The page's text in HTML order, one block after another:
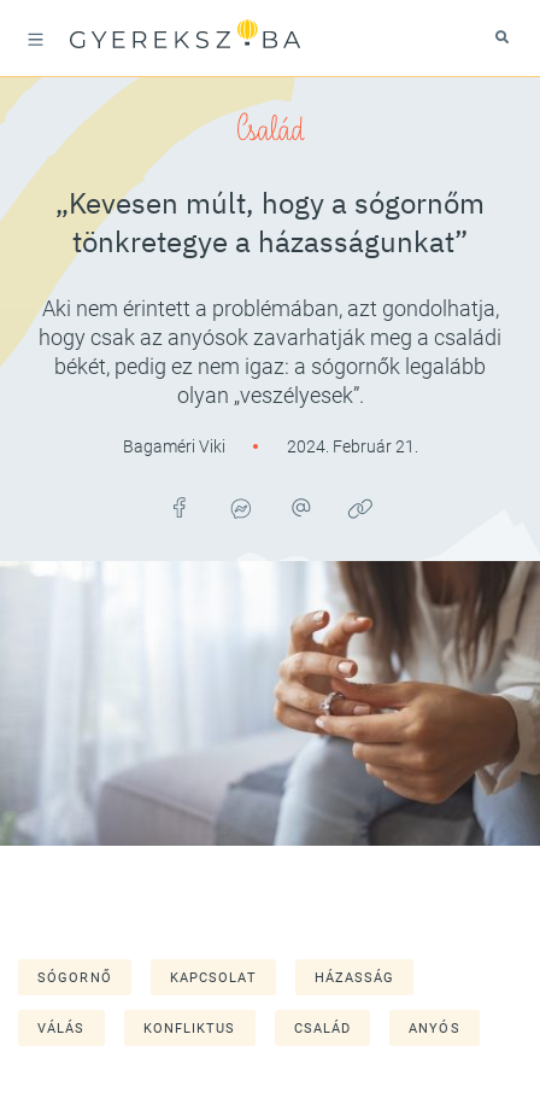
Család
„Kevesen múlt, hogy a sógornőm
tönkretegye a házasságunkat”
Aki nem érintett a problémában, azt gondolhatja,
hogy csak az anyósok zavarhatják meg a családi
békét, pedig ez nem igaz: a sógornők legalább
olyan „veszélyesek”.
Bagaméri Viki 2024. Február 21.
SÓGORNŐ KAPCSOLAT HÁZASSÁG
VÁLÁS KONFLIKTUS CSALÁD ANYÓS